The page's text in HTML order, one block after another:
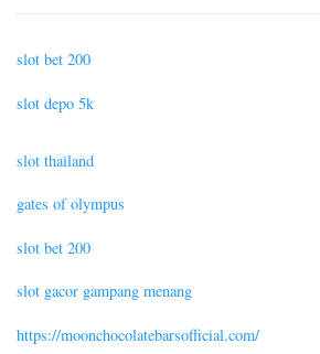
slot bet 200
slot depo 5k
slot thailand
gates of olympus
slot bet 200
slot gacor gampang menang
https://moonchocolatebarsofficial.com/